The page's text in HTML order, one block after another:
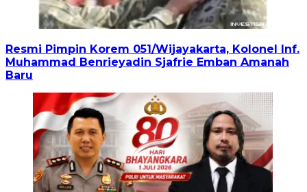
Resmi Pimpin Korem 051/Wijayakarta, Kolonel Inf.
Muhammad Benrieyadin Sjafrie Emban Amanah
Baru